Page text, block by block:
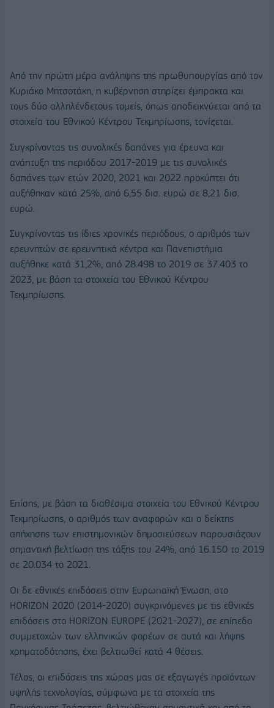
Από την πρώτη μέρα ανάληψης της πρωθυπουργίας από τον
Κυριάκο Μητσοτάκη, η κυβέρνηση στηρίζει έμπρακτα και
τους δύο αλληλένδετους τομείς, όπως αποδεικνύεται από τα
στοιχεία του Εθνικού Κέντρου Τεκμηρίωσης, τονίζεται.
Συγκρίνοντας τις συνολικές δαπάνες για έρευνα και
ανάπτυξη της περιόδου 2017-2019 με τις συνολικές
δαπάνες των ετών 2020, 2021 και 2022 προκύπτει ότι
αυξήθηκαν κατά 25%, από 6,55 δισ. ευρώ σε 8,21 δισ.
ευρώ.
Συγκρίνοντας τις ίδιες χρονικές περιόδους, ο αριθμός των
ερευνητών σε ερευνητικά κέντρα και Πανεπιστήμια
αυξήθηκε κατά 31,2%, από 28.498 το 2019 σε 37.403 το
2023, με βάση τα στοιχεία του Εθνικού Κέντρου
Τεκμηρίωσης.
Επίσης, με βάση τα διαθέσιμα στοιχεία του Εθνικού Κέντρου
Τεκμηρίωσης, ο αριθμός των αναφορών και ο δείκτης
απήχησης των επιστημονικών δημοσιεύσεων παρουσιάζουν
σημαντική βελτίωση της τάξης του 24%, από 16.150 το 2019
σε 20.034 το 2021.
Οι δε εθνικές επιδόσεις στην Ευρωπαϊκή Ένωση, στο
HORIZON 2020 (2014-2020) συγκρινόμενες με τις εθνικές
επιδόσεις στο HORIZON EUROPE (2021-2027), σε επίπεδο
συμμετοχών των ελληνικών φορέων σε αυτά και λήψης
χρηματοδότησης, έχει βελτιωθεί κατά 4 θέσεις.
Τέλος, οι επιδόσεις της χώρας μας σε εξαγωγές προϊόντων
υψηλής τεχνολογίας, σύμφωνα με τα στοιχεία της